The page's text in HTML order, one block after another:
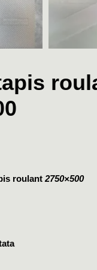
roulant 2750×500